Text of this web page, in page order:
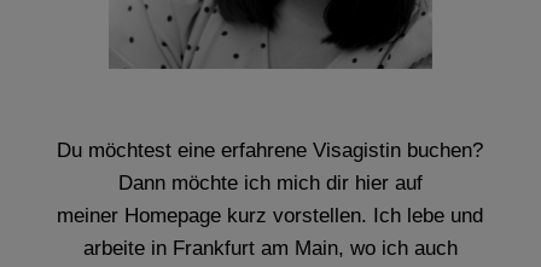
Du möchtest eine erfahrene Visagistin buchen?
Dann möchte ich mich dir hier auf
meiner Homepage kurz vorstellen. Ich lebe und
arbeite in Frankfurt am Main, wo ich auch